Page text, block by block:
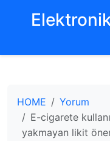
HOME
Yorum
E-cigarete
yakmayan likit